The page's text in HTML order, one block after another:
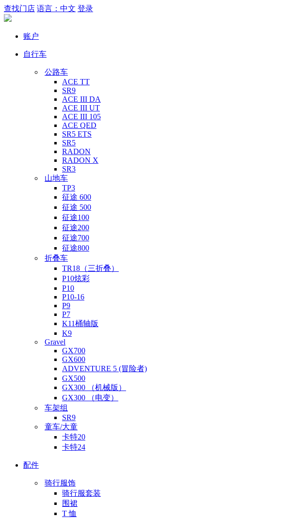
查找门店 语言：中文 登录
账户
自行车
公路车
ACE TT
SR9
ACE III DA
ACE III UT
ACE III 105
ACE QED
SR5 ETS
SR5
RADON
RADON X
SR3
山地车
TP3
征途 600
征途 500
征途100
征途200
征途700
征途800
折叠车
TR18（三折叠）
P10炫彩
P10
P10-16
P9
P7
K11桶轴版
K9
Gravel
GX700
GX600
ADVENTURE 5 (冒险者)
GX500
GX300 （机械版）
GX300 （电变）
车架组
SR9
童车/大童
卡特20
卡特24
配件
骑行服饰
骑行服套装
围裙
T 恤